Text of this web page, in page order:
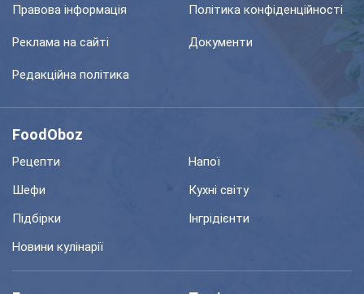
Правова інформація Політика конфіденційності
Реклама на сайті Документи
Редакційна політика
FoodOboz
Рецепти
Напої
Шефи
Кухні світу
Підбірки
Інгрідієнти
Новини кулінарії